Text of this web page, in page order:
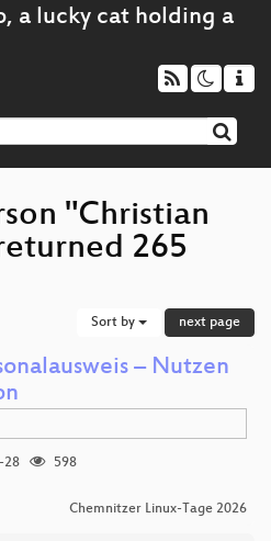
"Christian
265
Sort by next page
– Nutzen
28
598
Chemnitzer Linux-Tage 2026